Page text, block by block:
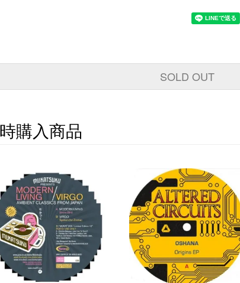
SOLD OUT
購入商品